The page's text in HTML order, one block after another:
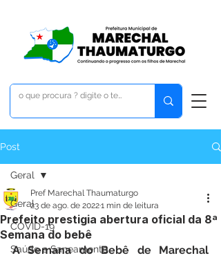
Post
Geral
COVID-19
Saúde e Saneamento
Geral
Prefeito prestigia abertura oficial da 8ª
Semana do bebê
Pref Marechal Thaumaturgo
23 de ago. de 20221 min de leitura
A Semana do Bebê de Marechal